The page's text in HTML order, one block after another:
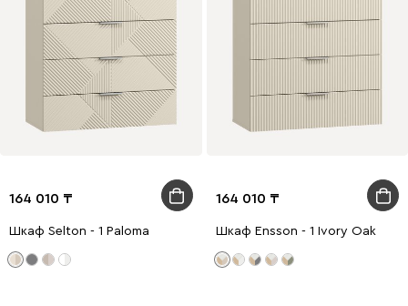
164 010
Шкаф Selton - 1 Paloma
164 010
Шкаф Ensson - 1 Ivory Oak